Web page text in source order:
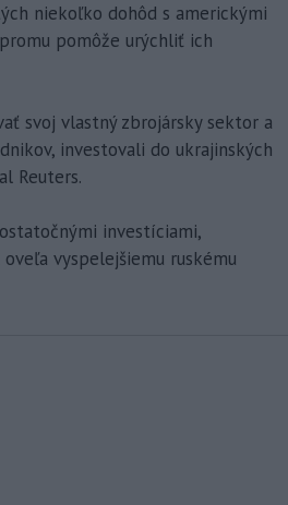
niekoľko dohôd s americkými
pomôže urýchliť ich
svoj vlastný zbrojársky sektor a
investovali do ukrajinských
Reuters.
investíciami,
vyspelejšiemu ruskému